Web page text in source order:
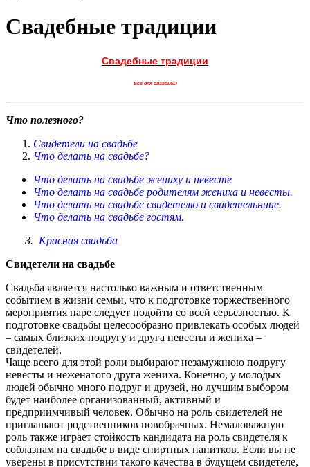
Свадебные традиции
Свадебные традиции
Все для сваадьбы
Что полезного?
Свидетели на свадьбе
Что делать на свадьбе?
Что делать на свадьбе жениху и невесте
Что делать на свадьбе родителям жениха и невесты.
Что делать на свадьбе свидетелю и свидетельнице.
Что делать на свадьбе гостям.
3. Красная свадьба
Свидетели на свадьбе
Свадьба является настолько важным и ответственным
событием в жизни семьи, что к подготовке торжественного
мероприятия паре следует подойти со всей серьезностью. К
подготовке свадьбы целесообразно привлекать особых людей
– самых близких подругу и друга невесты и жениха –
свидетелей.
Чаще всего для этой роли выбирают незамужнюю подругу
невесты и неженатого друга жениха. Конечно, у молодых
людей обычно много подруг и друзей, но лучшим выбором
будет наиболее организованный, активный и
предприимчивый человек. Обычно на роль свидетелей не
приглашают родственников новобрачных. Немаловажную
роль также играет стойкость кандидата на роль свидетеля к
соблазнам на свадьбе в виде спиртных напитков. Если вы не
уверены в присутствии такого качества в будущем свидетеле,